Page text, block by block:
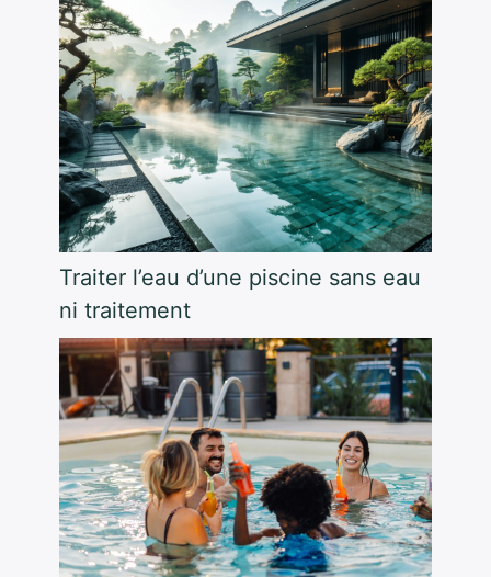
Traiter l’eau d’une piscine sans eau
ni traitement